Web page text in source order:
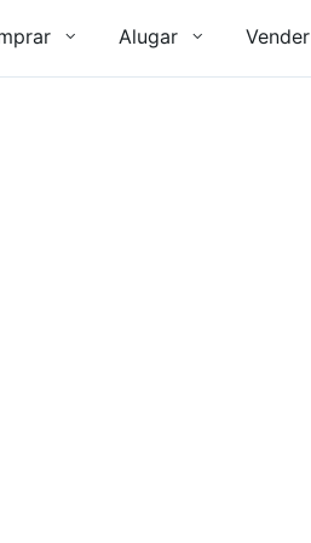
Alugar Vender